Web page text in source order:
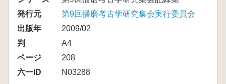
発行元
第9回播磨考古学研究集会実行委員会
出版年
2009/02
判
A4
ページ
208
六一ID
N03288